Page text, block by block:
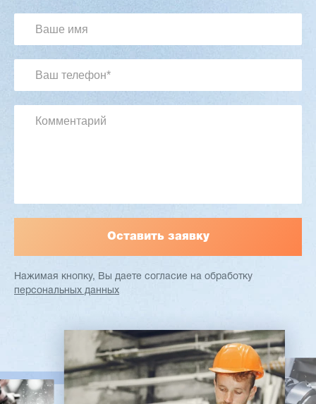
2 854 839 ₽
Артикул: 2497
Станок проходного типа
Нажимая кнопку, Вы даете согласие на обработку
персональных данных